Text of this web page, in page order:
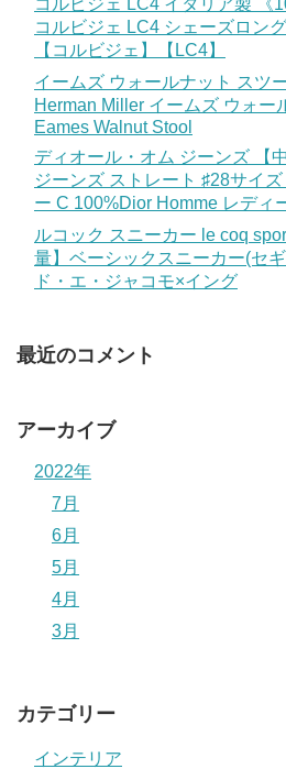
コルビジェ LC4 シェーズロン
【コルビジェ】【LC4】
イームズ ウォールナット スツ
Herman Miller イームズ ウォー
Eames Walnut Stool
ディオール・オム ジーンズ 【
ジーンズ ストレート ♯28サイ
ー C 100%Dior Homme レディ
ルコック スニーカー le coq
量】ベーシックスニーカー(セ
ド・エ・ジャコモ×イング
最近のコメント
アーカイブ
2022年
7月
6月
5月
4月
3月
カテゴリー
インテリア